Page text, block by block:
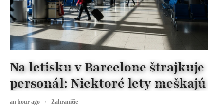
Na letisku v Barcelone štrajkuje
personál: Niektoré lety meškajú
an hour ago Zahraničie